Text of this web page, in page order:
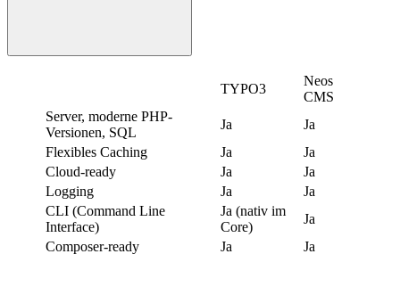
TYPO3
Neos
CMS
Server, moderne PHP-
Versionen, SQL
Ja
Ja
Flexibles Caching
Ja
Ja
Cloud-ready
Ja
Ja
Logging
Ja
Ja
CLI (Command Line
Interface)
Ja (nativ im
Core)
Ja
Composer-ready
Ja Ja